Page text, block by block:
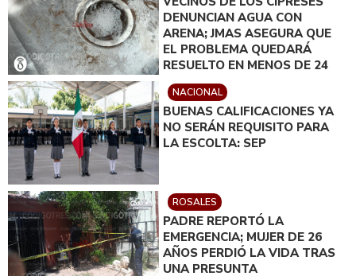
DENUNCIAN AGUA CON
ARENA; JMAS ASEGURA QUE
EL PROBLEMA QUEDARÁ
RESUELTO EN MENOS DE 24
HORAS
NACIONAL
BUENAS CALIFICACIONES YA
NO SERÁN REQUISITO PARA
LA ESCOLTA: SEP
ROSALES
PADRE REPORTÓ LA
EMERGENCIA; MUJER DE 26
AÑOS PERDIÓ LA VIDA TRAS
UNA PRESUNTA